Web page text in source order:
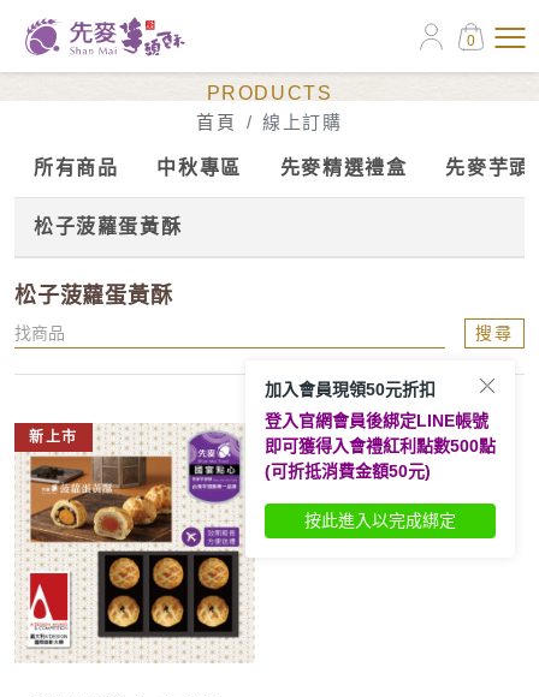
0
PRODUCTS
首頁
線上訂購
所有商品 中秋專區 先麥精選禮盒 先麥芋頭
松子菠蘿蛋黃酥
松子菠蘿蛋黃酥
搜尋
新上市
加入會員現領50元折扣
登入官網會員後綁定LINE帳號
即可獲得入會禮紅利點數500點
(可折抵消費金額50元)
按此進入以完成綁定